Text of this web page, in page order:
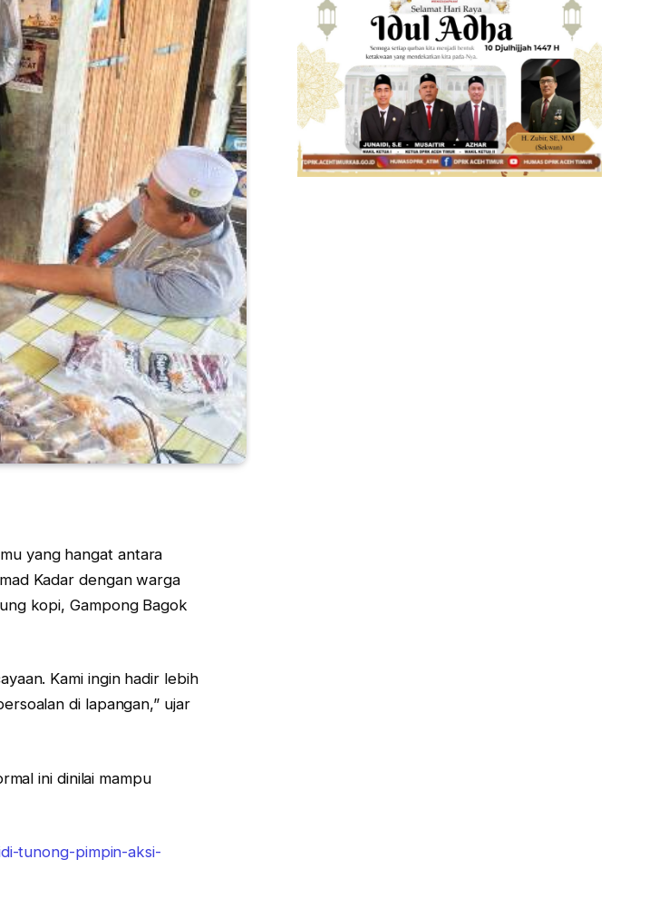
yang hangat antara
Kadar dengan warga
kopi, Gampong Bagok
Kami ingin hadir lebih
di lapangan,” ujar
ini dinilai mampu
tunong-pimpin-aksi-